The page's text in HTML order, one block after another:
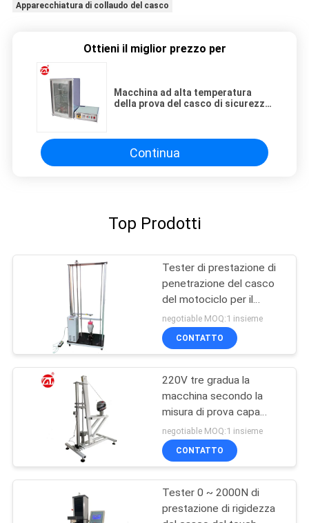
Apparecchiatura di collaudo del casco
Ottieni il miglior prezzo per
Macchina ad alta temperatura
della prova del casco di sicurezza
Continua
Top Prodotti
Tester di prestazione di
penetrazione del casco
del motociclo per il
casco pieno o mezzo
negotiable MOQ:1 insieme
CONTATTO
220V tre gradua la
macchina secondo la
misura di prova capa
della stabilità del
dispositivo della
riparazione del casco
negotiable MOQ:1 insieme
CONTATTO
Tester 0 ~ 2000N di
prestazione di rigidezza